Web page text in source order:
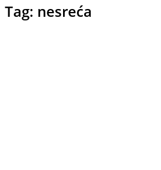
Tag: nesreća